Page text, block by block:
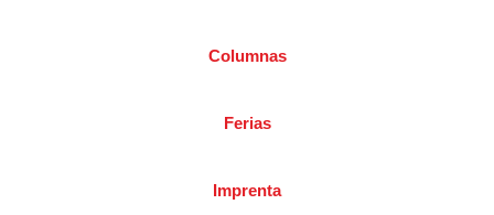
Columnas
Ferias
Imprenta